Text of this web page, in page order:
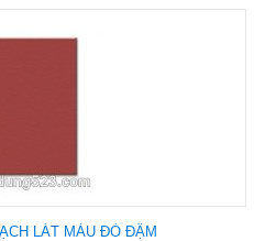
LÁT MÀU ĐỎ ĐẬM